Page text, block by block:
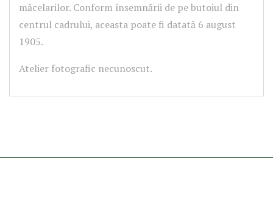
măcelarilor. Conform însemnării de pe butoiul din
centrul cadrului, aceasta poate fi datată 6 august
1905.
Atelier fotografic necunoscut.